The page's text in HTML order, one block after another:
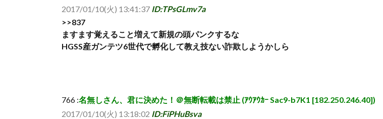
2017/01/10(火) 13:41:37 ID:TPsGLmv7a
>>837
ますます覚えること増えて新規の頭パンクするな
HGSS産ガンテツ6世代で孵化して教え技ない詐欺しようかしら
766 :名無しさん、君に決めた！＠無断転載は禁止 (ｱｳｱｳｶｰ Sac9-b7K1 [182.250.246.40])
2017/01/10(火) 13:18:02 ID:FiPHuBsva